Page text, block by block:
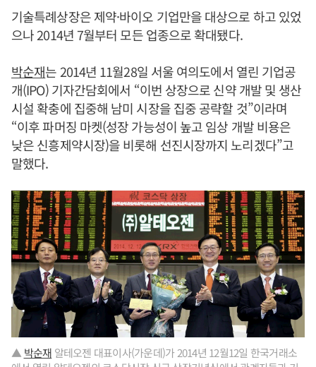
기술특례상장은 제약·바이오 기업만을 대상으로 하고 있었
으나 2014년 7월부터 모든 업종으로 확대됐다.
박순재는 2014년 11월28일 서울 여의도에서 열린 기업공
개(IPO) 기자간담회에서 “이번 상장으로 신약 개발 및 생산
시설 확충에 집중해 남미 시장을 집중 공략할 것”이라며
“이후 파머징 마켓(성장 가능성이 높고 임상 개발 비용은
낮은 신흥제약시장)을 비롯해 선진시장까지 노리겠다”고
말했다.
▲ 박순재 알테오젠 대표이사(가운데)가 2014년 12월12일 한국거래소